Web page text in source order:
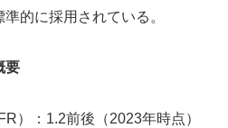
的に採用されている。
要
）：1.2前後（2023年時点）